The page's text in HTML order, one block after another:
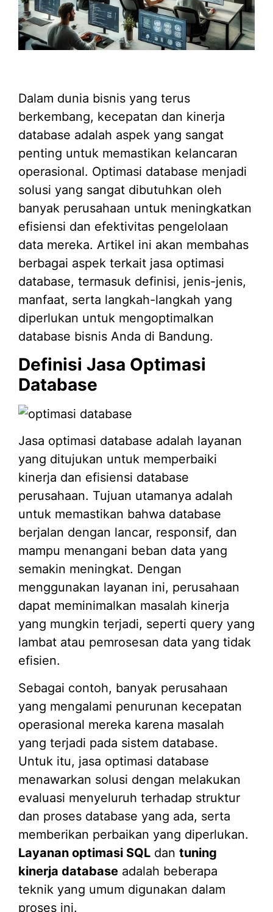
Dalam dunia bisnis yang terus
berkembang, kecepatan dan kinerja
database adalah aspek yang sangat
penting untuk memastikan kelancaran
operasional. Optimasi database menjadi
solusi yang sangat dibutuhkan oleh
banyak perusahaan untuk meningkatkan
efisiensi dan efektivitas pengelolaan
data mereka. Artikel ini akan membahas
berbagai aspek terkait jasa optimasi
database, termasuk definisi, jenis-jenis,
manfaat, serta langkah-langkah yang
diperlukan untuk mengoptimalkan
database bisnis Anda di Bandung.
Definisi Jasa Optimasi
Database
Jasa optimasi database adalah layanan
yang ditujukan untuk memperbaiki
kinerja dan efisiensi database
perusahaan. Tujuan utamanya adalah
untuk memastikan bahwa database
berjalan dengan lancar, responsif, dan
mampu menangani beban data yang
semakin meningkat. Dengan
menggunakan layanan ini, perusahaan
dapat meminimalkan masalah kinerja
yang mungkin terjadi, seperti query yang
lambat atau pemrosesan data yang tidak
efisien.
Sebagai contoh, banyak perusahaan
yang mengalami penurunan kecepatan
operasional mereka karena masalah
yang terjadi pada sistem database.
Untuk itu, jasa optimasi database
menawarkan solusi dengan melakukan
evaluasi menyeluruh terhadap struktur
dan proses database yang ada, serta
memberikan perbaikan yang diperlukan.
Layanan optimasi SQL dan tuning
kinerja database adalah beberapa
teknik yang umum digunakan dalam
proses ini.